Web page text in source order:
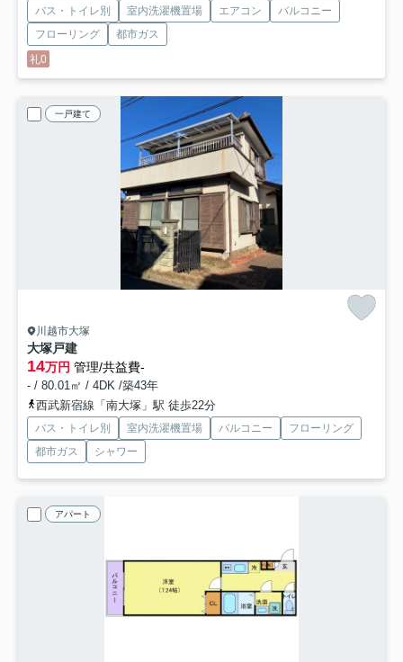
バス・トイレ別 室内洗濯機置場 エアコン
バルコニー
フローリング
都市ガス
礼0
一戸建て
川越市大塚
大塚戸建
14万円 管理/共益費-
- / 80.01㎡ / 4DK /築43年
西武新宿線「南大塚」駅 徒歩22分
バス・トイレ別 室内洗濯機置場 バルコニー
フローリング
都市ガス
シャワー
アパート